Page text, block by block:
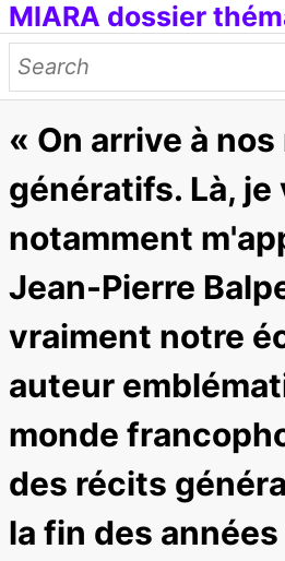
MIARA dossier
Introduction
Œuvres et documents
Modèles d'IA
Données d'entraînement
Concepts
Petit lexique
[ITMAI] Journée d'étude et ateliers
« On arrive à
génératifs. Là, je
notamment
Jean-Pierre
vraiment notre
auteur
monde
des récits
la fin des